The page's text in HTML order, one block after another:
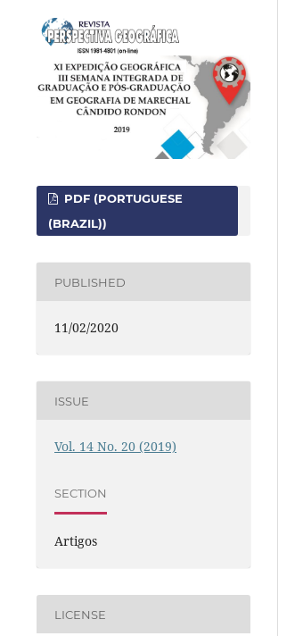
PDF (PORTUGUESE
(BRAZIL))
PUBLISHED
11/02/2020
ISSUE
Vol. 14 No. 20 (2019)
SECTION
Artigos
LICENSE